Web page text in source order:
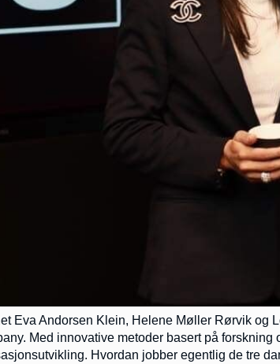
Eva Andorsen Klein, Helene Møller Rørvik
Med innovative metoder basert på
Hvordan jobber egentlig de tre